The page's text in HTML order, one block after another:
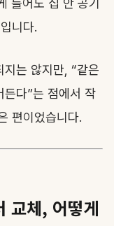
틀어도 집 안 공기
니다.
는 않지만, “같은
다”는 점에서 작
편이었습니다.
교체, 어떻게